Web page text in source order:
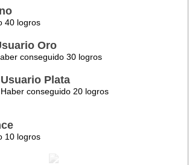
40 logros
Oro
conseguido 30 logros
Usuario Plata
Haber conseguido 20 logros
10 logros